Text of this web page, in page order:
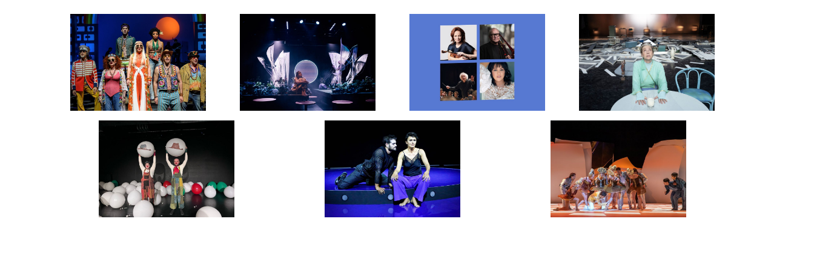
Oper / Ballett / Tanz Konzerte Querschnitt